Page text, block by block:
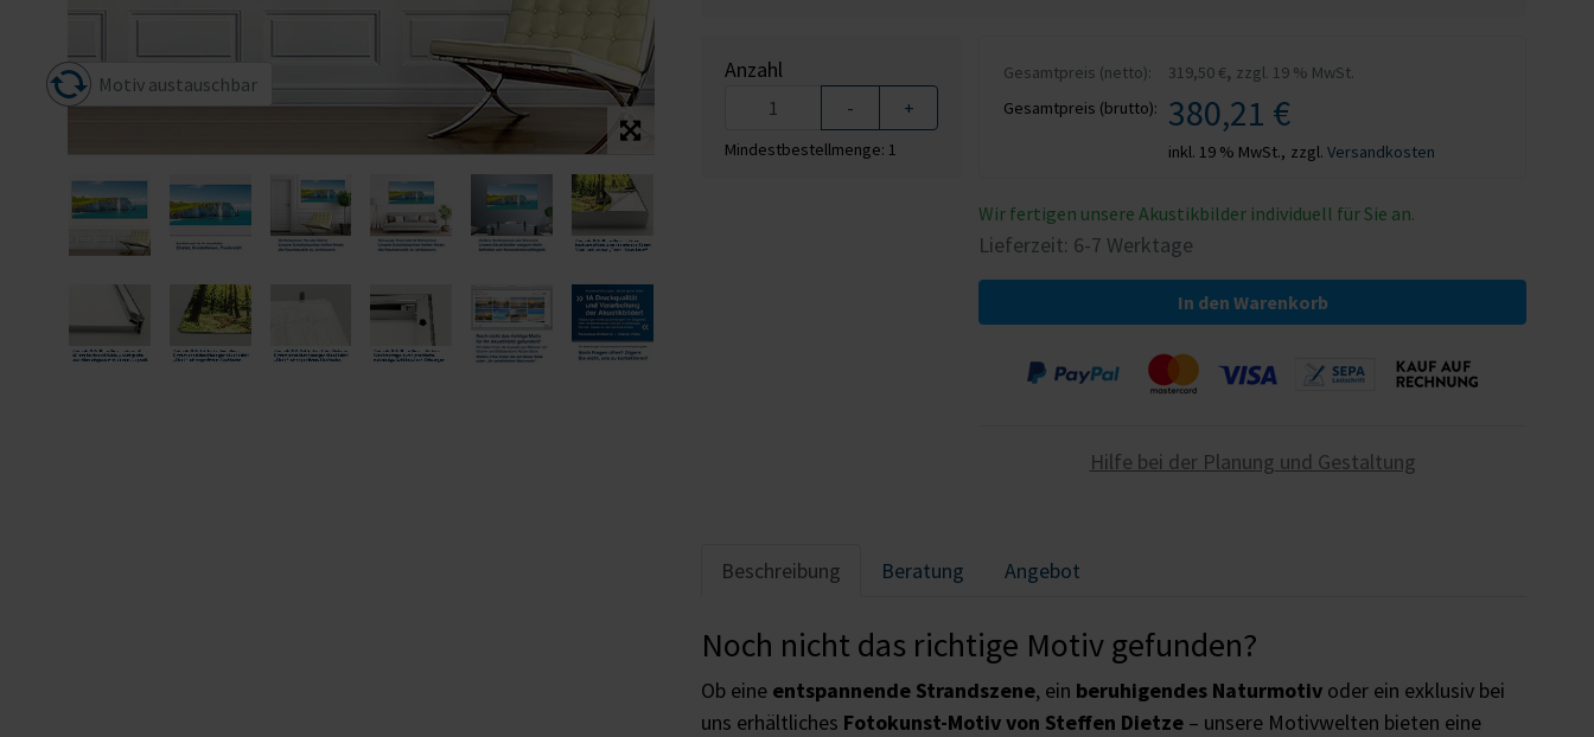
Motiv austauschbar
Anzahl
- +
Mindestbestellmenge: 1
Gesamtpreis (netto): 319,50 €, zzgl. 19 % MwSt.
Gesamtpreis (brutto):
380,21 €
inkl. 19 % MwSt., zzgl. Versandkosten
Wir fertigen unsere Akustikbilder individuell für Sie an.
Lieferzeit: 6-7 Werktage
In den Warenkorb
Hilfe bei der Planung und Gestaltung
Beschreibung Beratung Angebot
Noch nicht das richtige Motiv gefunden?
Ob eine entspannende Strandszene, ein beruhigendes Naturmotiv oder ein exklusiv bei
uns erhältliches Fotokunst-Motiv von Steffen Dietze – unsere Motivwelten bieten eine